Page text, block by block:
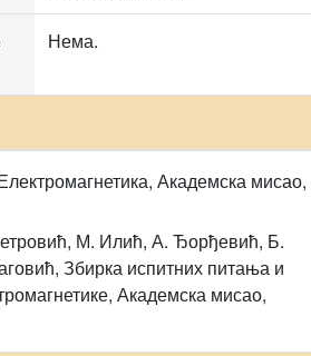
Нема.
Академска мисао,
М. Илић, А. Ђорђевић, Б.
Збирка испитних питања и
Академска мисао,